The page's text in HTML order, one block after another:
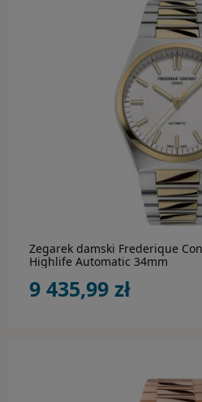
Save
Thomas
Tommy
Rebel &
Paski i
Zegarek damski Frederique
Highlife Automatic 34mm
9 435,99 zł
do